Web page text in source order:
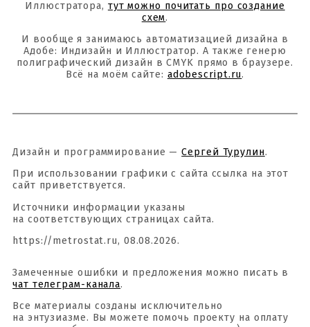
Иллюстратора, тут можно почитать про создание
схем.
И вообще я занимаюсь автоматизацией дизайна в
Адобе: Индизайн и Иллюстратор. А также генерю
полиграфический дизайн в CMYK прямо в браузере.
Всё на моём сайте: adobescript.ru.
Дизайн и программирование —Сергей Турулин.
При использовании графики с сайта ссылка на этот
сайт приветствуется.
Источники информации указаны
на соответствующих страницах сайта.
https://metrostat.ru, 08.08.2026.
Замеченные ошибки и предложения можно писать в
чат телеграм-канала.
Все материалы созданы исключительно
на энтузиазме. Вы можете помочь проекту на оплату